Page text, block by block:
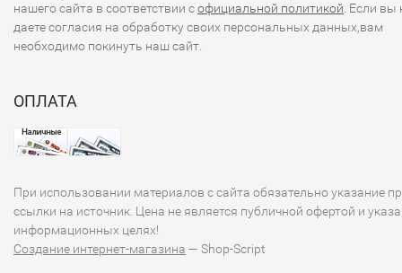
### Заключение
артефактами, отражающими историю и идентичность
страны. Если вас интересует более подробная
конкретных банкнотах или других аспектах анголийской
нашего сайта в соответствии софициальной политикой. Если вы
даете согласия на обработку своих персональных данных,вам
необходимо покинуть наш сайт.
ОПЛАТА
При использовании материалов с сайта обязательно указание
ссылки на источник. Цена не является публичной офертой и
информационных целях!
Создание интернет-магазина — Shop-Script